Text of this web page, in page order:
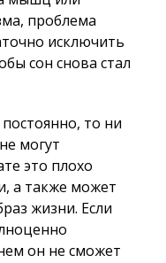
проблема
исключить
сон снова стал
то ни
могут
это плохо
а также может
жизни. Если
он не сможет